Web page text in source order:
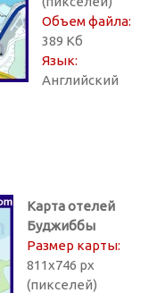
Объем файла:
389 Кб
Язык:
Английский
Карта отелей
Буджиббы
Размер карты:
811х746 px
(пикселей)